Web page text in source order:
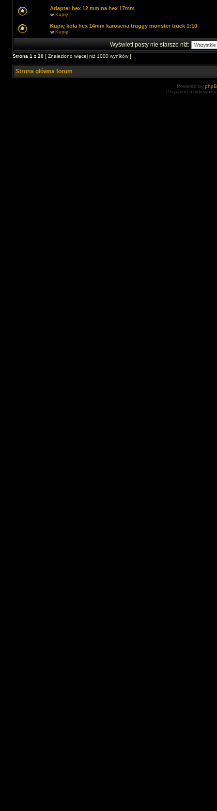
Adapter hex 12 mm na hex 17mm
wKupię
Kupię koła hex 14mm karoseria truggy monster truck 1:10
wKupię
Wyświetl posty nie starsze niż:
Strona 1 z 20 [ Znaleziono więcej niż 1000 wyników ]
Strona główna forum
Powered by
Przyjazne